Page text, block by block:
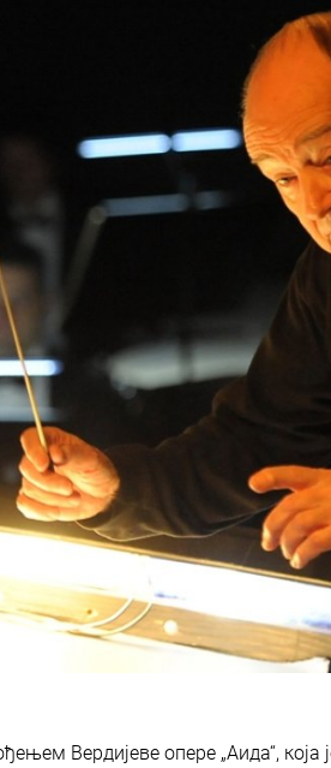
Вердијеве опере „Аида“, која